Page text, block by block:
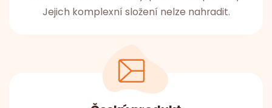
Jejich komplexní složení nelze nahradit.